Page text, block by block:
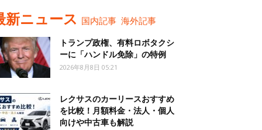
新ニュース 国内記事 海外記事
トランプ政権、有料ロボタクシ
ーに「ハンドル免除」の特例
2026年8月8日 05:21
レクサスのカーリースおすすめ
を比較！月額料金・法人・個人
向けや中古車も解説